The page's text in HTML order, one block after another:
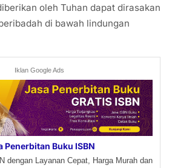
oleh Tuhan dapat dirasakan
di bawah lindungan
Iklan Google Ads
Penerbitan Buku ISBN
dengan Layanan Cepat, Harga Murah dan